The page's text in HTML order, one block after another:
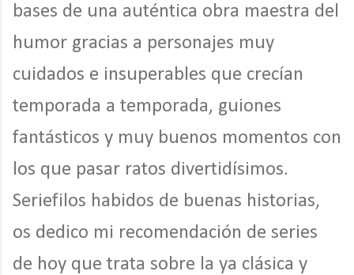
bases de una auténtica obra maestra del
humor gracias a personajes muy
cuidados e insuperables que crecían
temporada a temporada, guiones
fantásticos y muy buenos momentos con
los que pasar ratos divertidísimos.
Seriefilos habidos de buenas historias,
os dedico mi recomendación de series
de hoy que trata sobre la ya clásica y